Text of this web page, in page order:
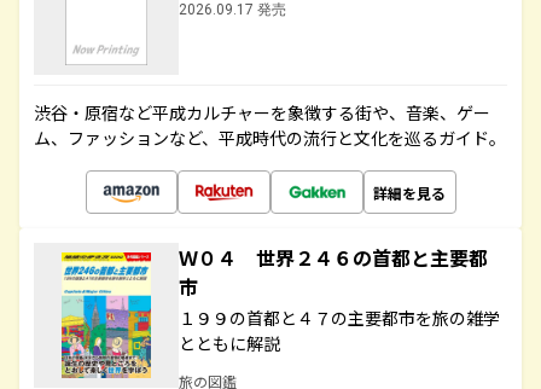
2026.09.17 発売
渋谷・原宿など平成カルチャーを象徴する街や、音楽、ゲー
ム、ファッションなど、平成時代の流行と文化を巡るガイド。
詳細を見る
Ｗ０４ 世界２４６の首都と主要都
市
１９９の首都と４７の主要都市を旅の雑学
とともに解説
旅の図鑑